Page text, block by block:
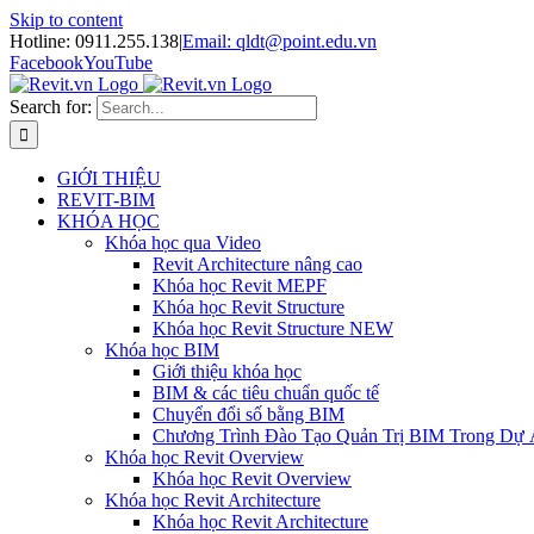
Skip to content
Hotline: 0911.255.138|Email: qldt@point.edu.vn
FacebookYouTube
Search for:
GIỚI THIỆU
REVIT-BIM
KHÓA HỌC
Khóa học qua Video
Revit Architecture nâng cao
Khóa học Revit MEPF
Khóa học Revit Structure
Khóa học Revit Structure NEW
Khóa học BIM
Giới thiệu khóa học
BIM & các tiêu chuẩn quốc tế
Chuyển đổi số bằng BIM
Chương Trình Đào Tạo Quản Trị BIM Trong Dự
Khóa học Revit Overview
Khóa học Revit Overview
Khóa học Revit Architecture
Khóa học Revit Architecture